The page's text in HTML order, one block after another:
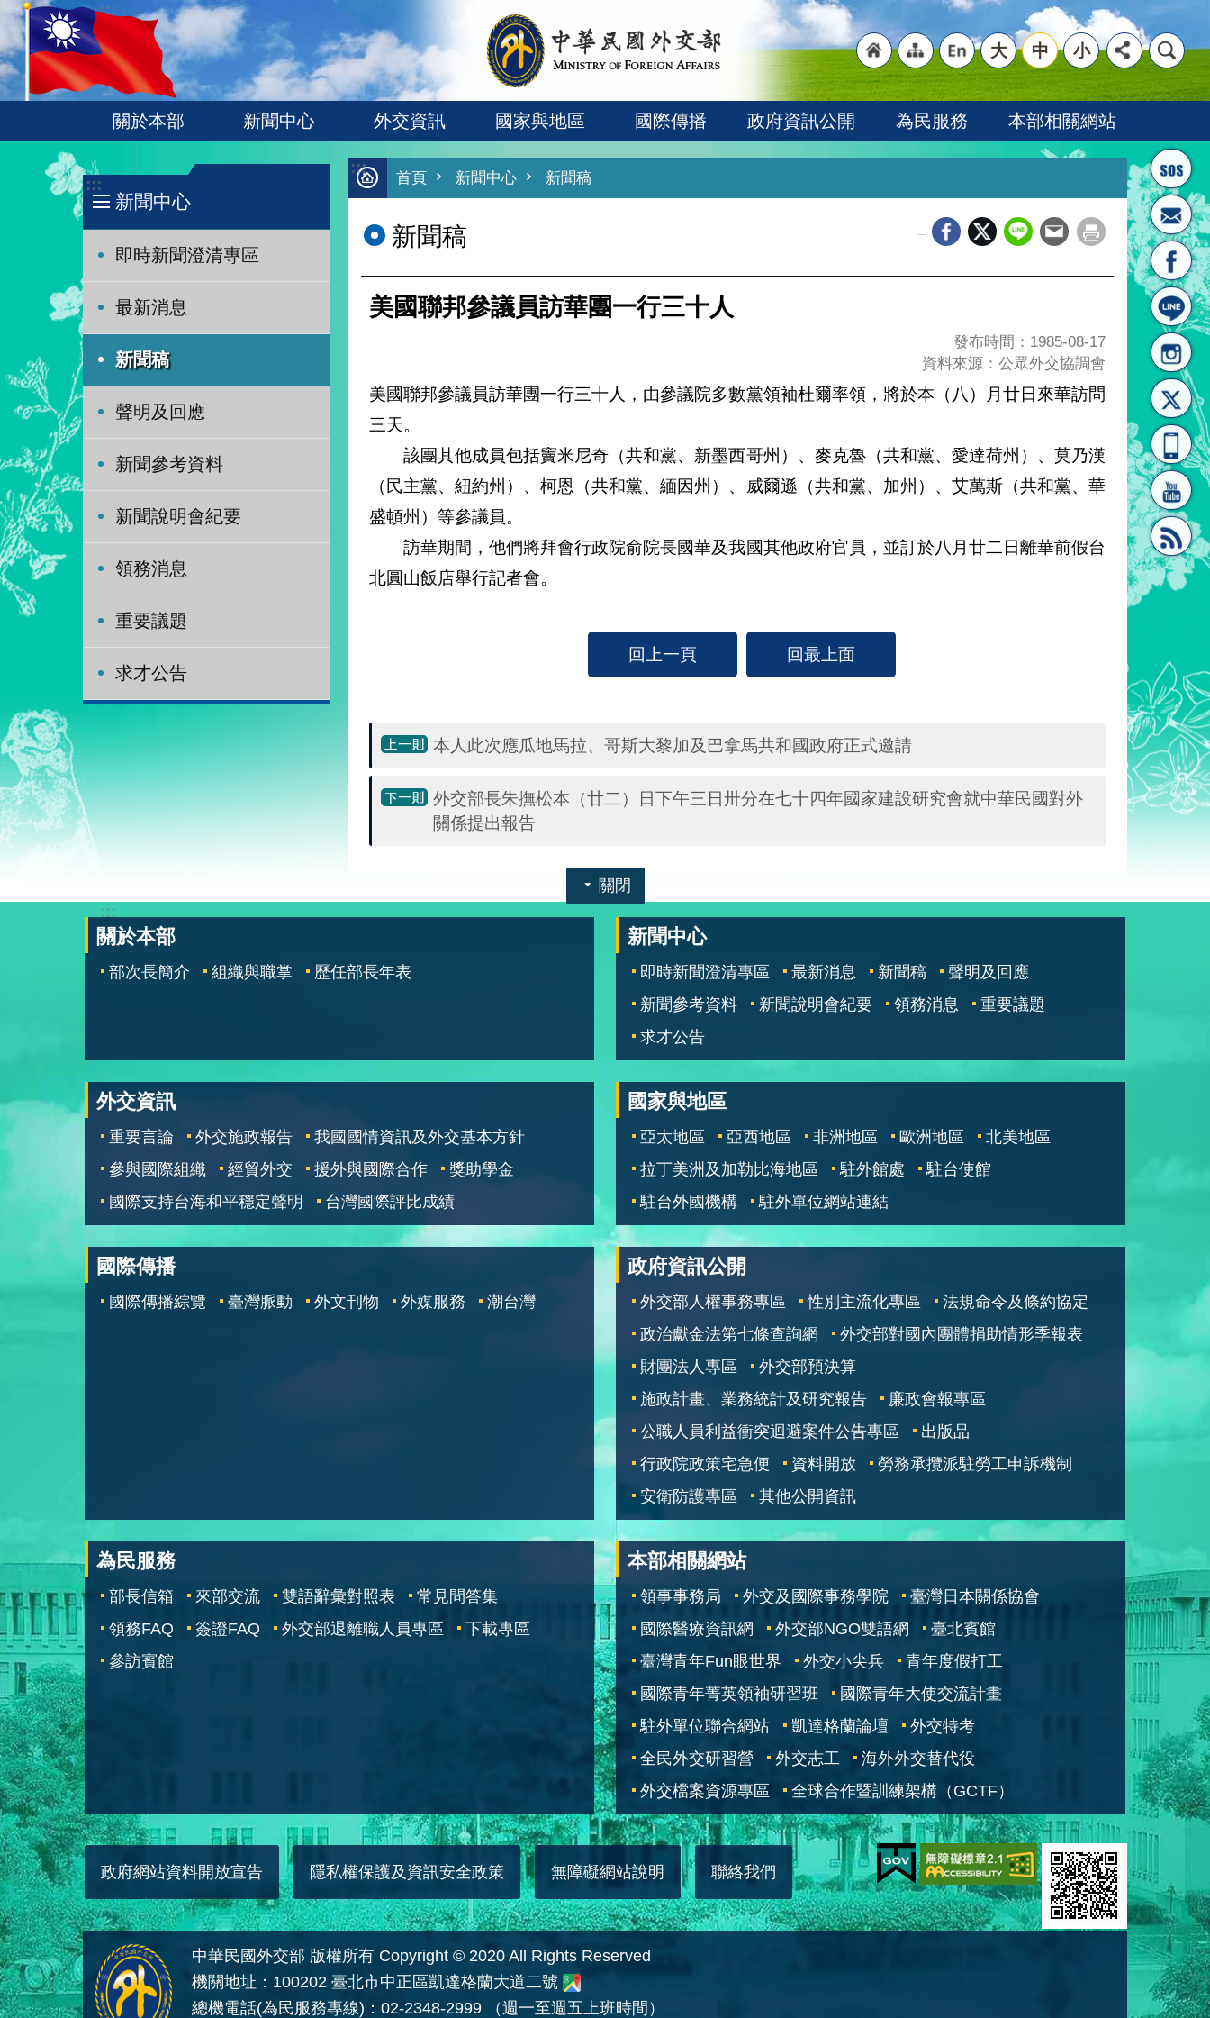
跳到主要內容區塊
:::
首頁
"網
站導
結]"
"英
文語
大 中 小
關於本部 新聞中心 外交資訊 國家與地區 國際傳播 政府資訊公開 為民服務 本部相關網站
:::
新聞中心
即時新聞澄清專區
最新消息
新聞稿
聲明及回應
新聞參考資料
新聞說明會紀要
領務消息
重要議題
求才公告
:::
首頁 新聞中心 新聞稿
新聞稿
美國聯邦參議員訪華團一行三十人
發布時間：1985-08-17
資料來源：公眾外交協調會
美國聯邦參議員訪華團一行三十人，由參議院多數黨領袖杜爾率領，將於本（八）月廿日來華訪問
三天。
該團其他成員包括竇米尼奇（共和黨、新墨西哥州）、麥克魯（共和黨、愛達荷州）、莫乃漢
（民主黨、紐約州）、柯恩（共和黨、緬因州）、威爾遜（共和黨、加州）、艾萬斯（共和黨、華
盛頓州）等參議員。
訪華期間，他們將拜會行政院俞院長國華及我國其他政府官員，並訂於八月廿二日離華前假台
北圓山飯店舉行記者會。
回上一頁 回最上面
本人此次應瓜地馬拉、哥斯大黎加及巴拿馬共和國政府正式邀請
外交部長朱撫松本（廿二）日下午三日卅分在七十四年國家建設研究會就中華民國對外
關係提出報告
關閉
:::
關於本部
部次長簡介 組織與職掌 歷任部長年表
新聞中心
即時新聞澄清專區 最新消息 新聞稿
聲明及回應
新聞參考資料
新聞說明會紀要 領務消息
重要議題
求才公告
外交資訊
重要言論 外交施政報告
我國國情資訊及外交基本方針
參與國際組織
經貿外交 援外與國際合作
獎助學金
國際支持台海和平穩定聲明
台灣國際評比成績
國家與地區
亞太地區 亞西地區 非洲地區 歐洲地區
北美地區
拉丁美洲及加勒比海地區
駐外館處
駐台使館
駐台外國機構
駐外單位網站連結
國際傳播
國際傳播綜覽 臺灣脈動 外文刊物 外媒服務 潮台灣
政府資訊公開
外交部人權事務專區 性別主流化專區
法規命令及條約協定
政治獻金法第七條查詢網
外交部對國內團體捐助情形季報表
財團法人專區
外交部預決算
施政計畫、業務統計及研究報告
廉政會報專區
公職人員利益衝突迴避案件公告專區
出版品
行政院政策宅急便
資料開放
勞務承攬派駐勞工申訴機制
安衛防護專區
其他公開資訊
為民服務
部長信箱 來部交流 雙語辭彙對照表
常見問答集
領務FAQ
簽證FAQ 外交部退離職人員專區
下載專區
參訪賓館
本部相關網站
領事事務局 外交及國際事務學院
臺灣日本關係協會
國際醫療資訊網
外交部NGO雙語網
臺北賓館
臺灣青年Fun眼世界
外交小尖兵
青年度假打工
國際青年菁英領袖研習班
國際青年大使交流計畫
駐外單位聯合網站
凱達格蘭論壇
外交特考
全民外交研習營
外交志工
海外外交替代役
外交檔案資源專區
全球合作暨訓練架構（GCTF）
政府網站資料開放宣告 隱私權保護及資訊安全政策 無障礙網站說明 聯絡我們
中華民國外交部 版權所有 Copyright © 2020 All Rights Reserved
機關地址：100202 臺北市中正區凱達格蘭大道二號
總機電話(為民服務專線)：02-2348-2999 （週一至週五上班時間）